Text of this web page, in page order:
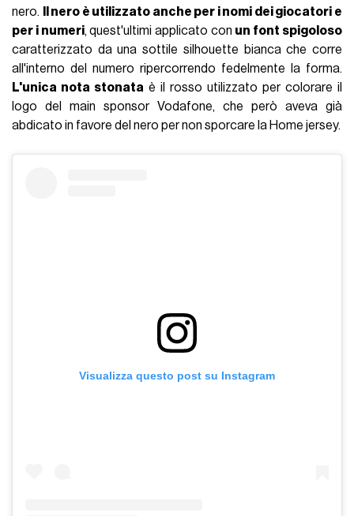
nero.
Il nero è utilizzato anche per i nomi dei giocatori e
per i numeri, quest'ultimi applicato con un font spigoloso
caratterizzato da una sottile silhouette bianca che corre
all'interno del numero ripercorrendo fedelmente la forma.
L'unica nota stonata è il rosso utilizzato per colorare il
logo del main sponsor Vodafone, che però aveva già
abdicato in favore del nero per non sporcare la Home jersey.
Visualizza questo post su Instagram